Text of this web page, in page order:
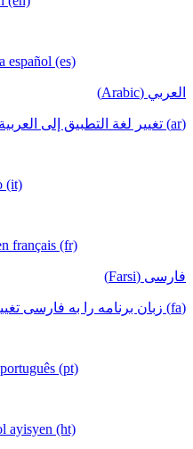
español (es)
العربي (Arabic)
(ar) تغيير لغة التطبيق إلى العربية
(it)
français (fr)
فارسی (Farsi)
(fa) زبان برنامه را به فارسی تغییر دهید
(pt)
ayisyen (ht)